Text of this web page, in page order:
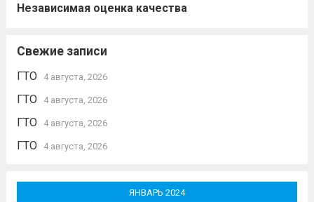
Независимая оценка качества
Свежие записи
ГТО 4 августа, 2026
ГТО 4 августа, 2026
ГТО 4 августа, 2026
ГТО 4 августа, 2026
ЯНВАРЬ 2024